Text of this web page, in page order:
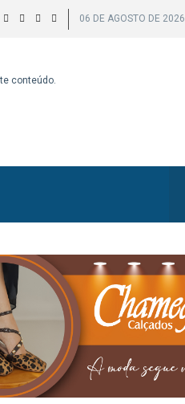
06 DE AGOSTO DE 2026
conteúdo.